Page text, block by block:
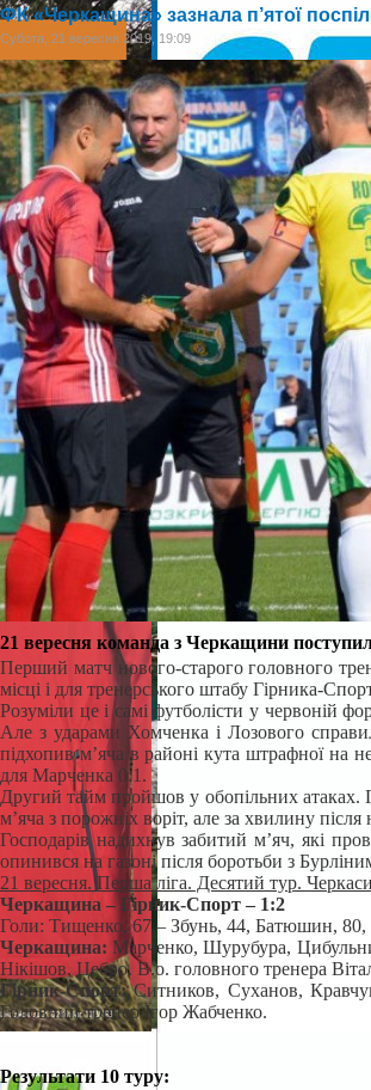
ФК «Черкащина» зазнала п’ятої
Субота, 21 вересня 2019, 19:09
21 вересня команда з Черкащини
Перший матч нового-старого головного
місці і для тренерського штабу Гірника-
Розуміли це і самі футболісти у червоній
Але з ударами Хомченка і Лозового
підхопив м’яча в районі кута штрафної на
для Марченка 0:1.
Другий тайм пройшов у обопільних атаках.
м’яча з порожніх воріт, але за хвилину
Господарів надихнув забитий м’яч, які
опинився на газоні після боротьби з
21 вересня. Перша ліга. Десятий тур.
Черкащина – Гірник-Спорт – 1:2
Голи: Тищенко, 67 – Збунь, 44, Батюшин, 80,
Черкащина: Марченко, Шурубура,
Нікішов, Цебро. В.о. головного тренера
Гірник-Спорт:Ситников, Суханов,
Головний тренер Ігор Жабченко.
Результати 10 туру: